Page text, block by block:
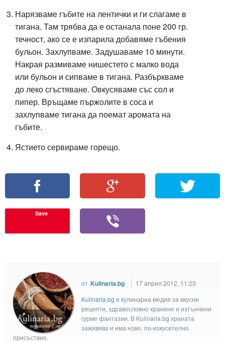
Нарязваме гъбите на лентички и ги слагаме в
тигана. Там трябва да е останала поне 200 гр.
течност, ако се е изпарила добавяме гъбения
бульон. Захлупваме. Задушаваме 10 минути.
Накрая размиваме нишестето с малко вода
или бульон и сипваме в тигана. Разбъркваме
до леко сгъстяване. Овкусяваме със сол и
пипер. Връщаме пържолите в соса и
захлупваме тигана да поемат аромата на
гъбите.
Ястието сервираме горещо.
Save
от Kulinaria.bg
17 април 2012, 11:23
Kulinaria.bg e кулинарна медия за вкусни
рецепти, здравословно хранене и изтънчени
гурме фантазии. В Kulinaria.bg храната
заживява и има ново, по-изкусително
присъствие.